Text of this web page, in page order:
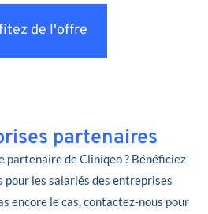
de l'offre
partenaires
de Cliniqeo ? Bénéficiez
pour les salariés des entreprises
encore le cas, contactez-nous pour